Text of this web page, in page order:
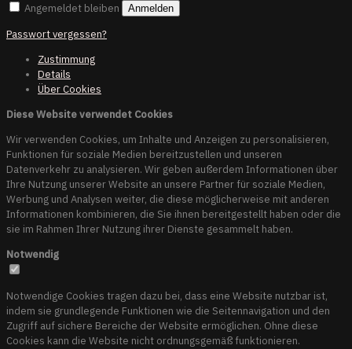
Angemeldet bleiben Anmelden
Passwort vergessen?
Zustimmung
Details
ÜberCookies
Diese Website verwendet Cookies
Wir verwenden Cookies, um Inhalte und Anzeigen zu personalisieren,
Funktionen für soziale Medien bereitzustellen und unseren
Datenverkehr zu analysieren. Wir geben außerdem Informationen über
Ihre Nutzung unserer Website an unsere Partner für soziale Medien,
Werbung und Analysen weiter, die diese möglicherweise mit anderen
Informationen kombinieren, die Sie ihnen bereitgestellt haben oder die
sie im Rahmen Ihrer Nutzung ihrer Dienste gesammelt haben.
Notwendig
Notwendige Cookies tragen dazu bei, dass eine Website nutzbar ist,
indem sie grundlegende Funktionen wie die Seitennavigation und den
Zugriff auf sichere Bereiche der Website ermöglichen. Ohne diese
Cookies kann die Website nicht ordnungsgemäß funktionieren.